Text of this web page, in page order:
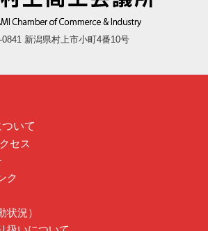
0841 新潟県村上市小町4番10号
いて
セス
ク
状況）